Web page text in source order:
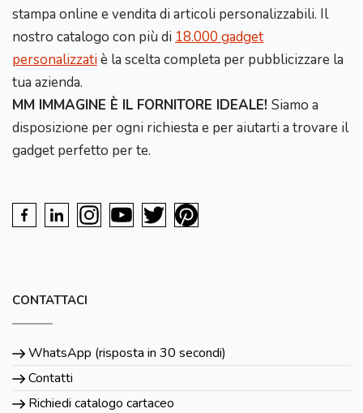
stampa online e vendita di articoli personalizzabili. Il
nostro catalogo con più di 18.000 gadget
personalizzatiè la scelta completa per pubblicizzare la
tua azienda.
MM IMMAGINE È IL FORNITORE IDEALE! Siamo a
disposizione per ogni richiesta e per aiutarti a trovare il
gadget perfetto per te.
CONTATTACI
WhatsApp (risposta in 30 secondi)
Contatti
Richiedi catalogo cartaceo